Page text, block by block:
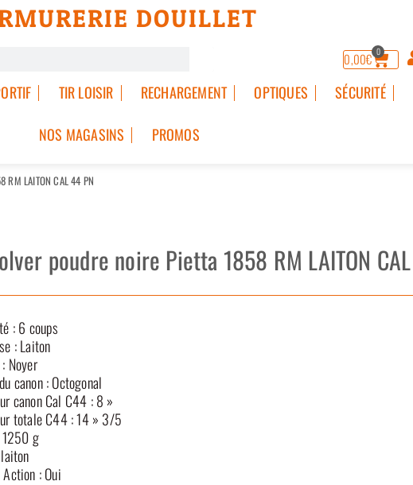
DOUILLET
0,00€ 0
TIR LOISIR RECHARGEMENT OPTIQUES SÉCURITÉ
NOS MAGASINS PROMOS
RM LAITON CAL 44 PN
poudre noire Pietta 1858 RM LAITON
: 6 coups
: Laiton
Noyer
canon : Octogonal
canon Cal C44 : 8 »
totale C44 : 14 » 3/5
g
: Oui